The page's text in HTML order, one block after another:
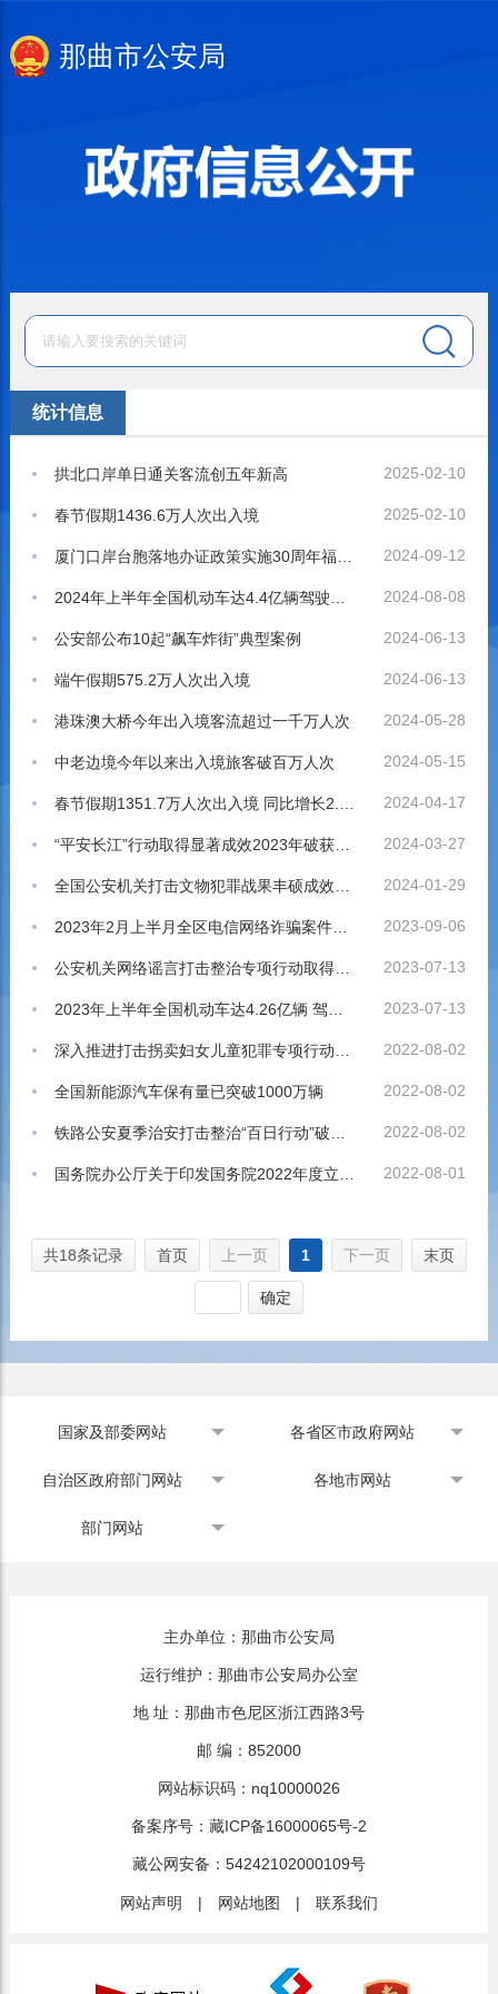
那曲市公安局
统计信息
拱北口岸单日通关客流创五年新高 2025-02-10
春节假期1436.6万人次出入境 2025-02-10
厦门口岸台胞落地办证政策实施30周年福建厦门公安出入境为台胞落地办证达228万人次 2024-09-12
2024-08-08
公安部公布10起“飙车炸街”典型案例 2024-06-13
端午假期575.2万人次出入境 2024-06-13
港珠澳大桥今年出入境客流超过一千万人次 2024-05-28
中老边境今年以来出入境旅客破百万人次 2024-05-15
2024-04-17
“平安长江”行动取得显著成效2023年破获涉江刑事案件6500余起，打掉犯罪团伙815个 2024-03-27
2024-01-29
2023年2月上半月全区电信网络诈骗案件警情通报 2023-09-06
公安机关网络谣言打击整治专项行动取得阶段性成效公安部公布第二批10起典型案例 2023-07-13
2023-07-13
2022-08-02
全国新能源汽车保有量已突破1000万辆 2022-08-02
2022-08-02
2022-08-01
共18条记录 首页 上一页 1 下一页 末页
确定
国家及部委网站 各省区市政府网站
自治区政府部门网站 各地市网站
部门网站
主办单位：那曲市公安局
运行维护：那曲市公安局办公室
地 址：那曲市色尼区浙江西路3号
邮 编：852000
网站标识码：nq10000026
备案序号： 藏ICP备16000065号-2
藏公网安备： 54242102000109号
网站声明 | 网站地图 | 联系我们